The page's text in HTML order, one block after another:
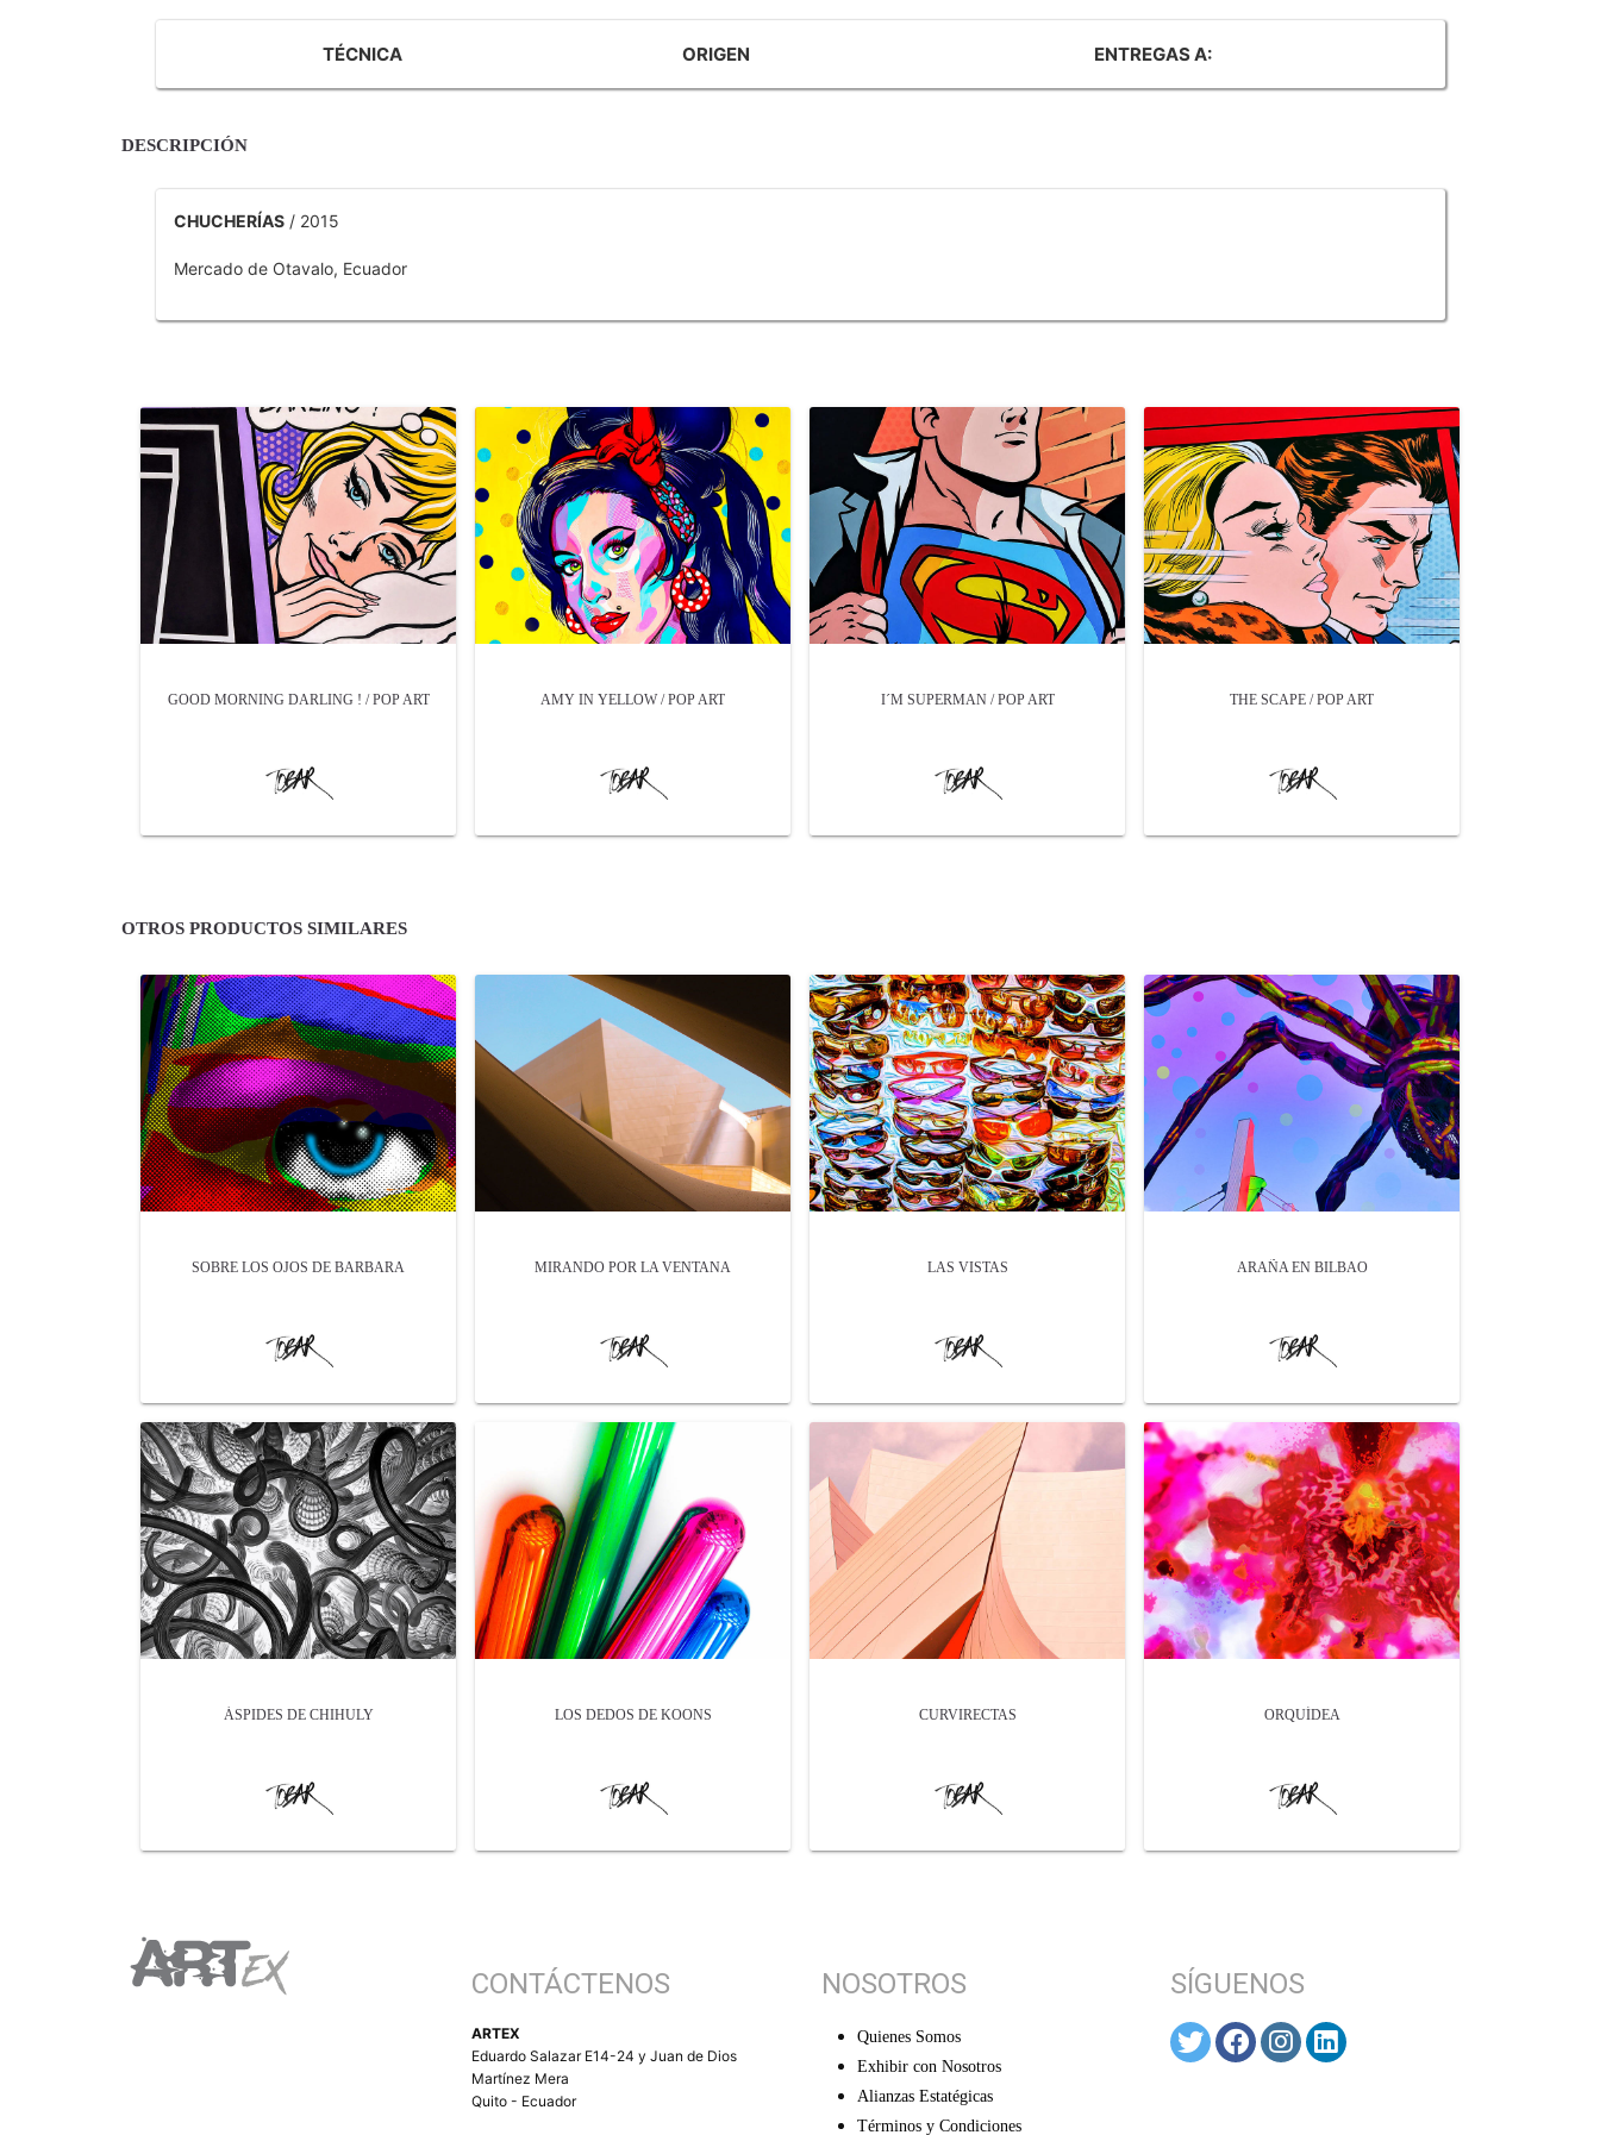
TÉCNICA ORIGEN ENTREGAS A:
DESCRIPCIÓN
CHUCHERÍAS/ 2015
Mercado de Otavalo, Ecuador
GOOD MORNING DARLING ! / POP ART AMY IN YELLOW / POP ART I´M SUPERMAN / POP ART THE SCAPE / POP ART
OTROS PRODUCTOS SIMILARES
SOBRE LOS OJOS DE BARBARA MIRANDO POR LA VENTANA LAS VISTAS ARAÑA EN BILBAO
ÁSPIDES DE CHIHULY LOS DEDOS DE KOONS CURVIRECTAS ORQUÍDEA
CONTÁCTENOS
ARTEX
Eduardo Salazar E14-24 y Juan de Dios
Martínez Mera
Quito - Ecuador
NOSOTROS
Quienes Somos
Exhibir con Nosotros
Alianzas Estatégicas
Términos y Condiciones
SÍGUENOS